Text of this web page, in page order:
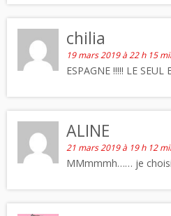
chilia
19 mars 2019 à 22 h 15
ESPAGNE !!!!! LE SEUL
ALINE
21 mars 2019 à 19 h 12
MMmmmh…… je